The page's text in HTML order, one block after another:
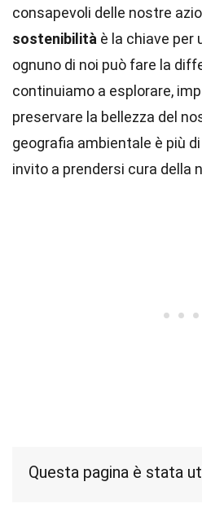
consapevoli delle nostre
sostenibilità è la chiave per
ognuno di noi può fare la
continuiamo a esplorare,
preservare la bellezza del
geografia ambientale è più
invito a prendersi cura della
Questa pagina è stata